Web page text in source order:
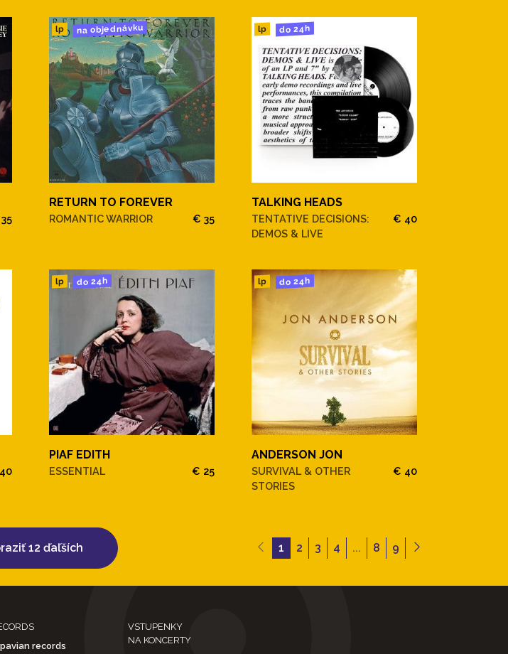
lp na objednávku
RETURN TO FOREVER
ROMANTIC WARRIOR € 35
lp do 24h
TALKING HEADS
TENTATIVE DECISIONS:
DEMOS & LIVE
€ 40
lp do 24h
PIAF EDITH
ESSENTIAL € 25
lp do 24h
ANDERSON JON
SURVIVAL & OTHER
STORIES
€ 40
12 ďaľších 1 2 3 4 ... 8 9
records
VSTUPENKY
NA KONCERTY